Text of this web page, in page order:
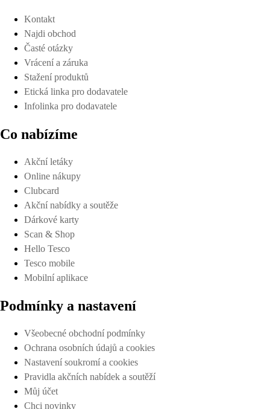
Kontakt
Najdi obchod
Časté otázky
Vrácení a záruka
Stažení produktů
Etická linka pro dodavatele
Infolinka pro dodavatele
Co nabízíme
Akční letáky
Online nákupy
Clubcard
Akční nabídky a soutěže
Dárkové karty
Scan & Shop
Hello Tesco
Tesco mobile
Mobilní aplikace
Podmínky a nastavení
Všeobecné obchodní podmínky
Ochrana osobních údajů a cookies
Nastavení soukromí a cookies
Pravidla akčních nabídek a soutěží
Můj účet
Chci novinky